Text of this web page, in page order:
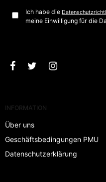
Ich habe die
meine Einwilligung für die
INFORMATION
Über uns
Geschäftsbedingungen PMU
Datenschutzerklärung